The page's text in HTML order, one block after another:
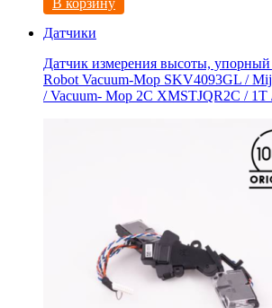
Датчики
Датчик измерения высоты,
Robot Vacuum-Mop SKV4093GL /
/ Vacuum- Mop 2C XMSTJQR2C / 1T